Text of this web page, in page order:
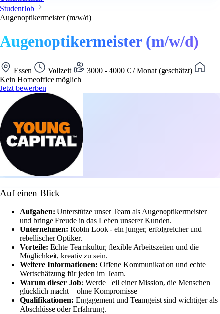
StudentJob
Augenoptikermeister (m/w/d)
Augenoptikermeister (m/w/d)
Essen Vollzeit
3000 - 4000 € / Monat (geschätzt)
Kein Homeoffice möglich
Jetzt bewerben
Auf einen Blick
Aufgaben: Unterstütze unser Team als Augenoptikermeister
und bringe Freude in das Leben unserer Kunden.
Unternehmen: Robin Look - ein junger, erfolgreicher und
rebellischer Optiker.
Vorteile: Echte Teamkultur, flexible Arbeitszeiten und die
Möglichkeit, kreativ zu sein.
Weitere Informationen: Offene Kommunikation und echte
Wertschätzung für jeden im Team.
Warum dieser Job: Werde Teil einer Mission, die Menschen
glücklich macht – ohne Kompromisse.
Qualifikationen: Engagement und Teamgeist sind wichtiger als
Abschlüsse oder Erfahrung.